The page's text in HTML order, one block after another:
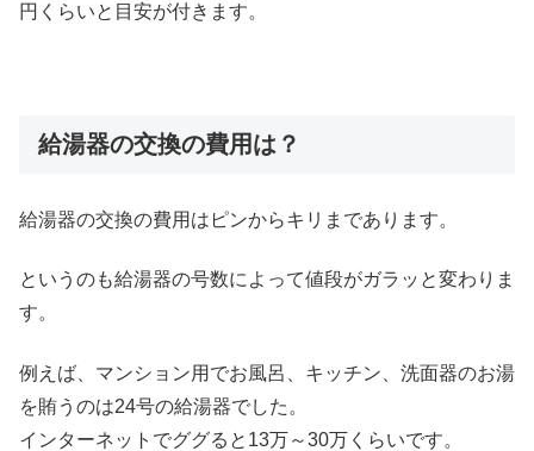
円くらいと目安が付きます。
給湯器の交換の費用は？
給湯器の交換の費用はピンからキリまであります。
というのも給湯器の号数によって値段がガラッと変わりま
す。
例えば、マンション用でお風呂、キッチン、洗面器のお湯
を賄うのは24号の給湯器でした。
インターネットでググると13万～30万くらいです。